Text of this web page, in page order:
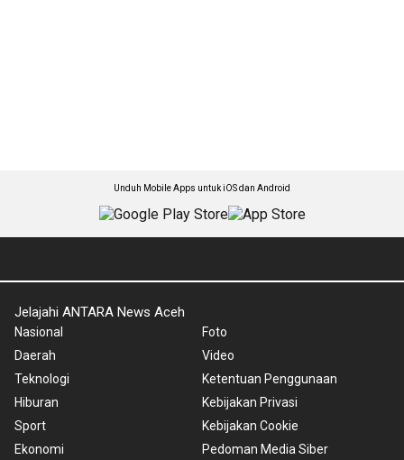
Unduh Mobile Apps untuk iOS dan Android
Jelajahi ANTARA News Aceh
Nasional
Daerah
Teknologi
Hiburan
Sport
Ekonomi
Foto
Video
Ketentuan Penggunaan
Kebijakan Privasi
Kebijakan Cookie
Pedoman Media Siber